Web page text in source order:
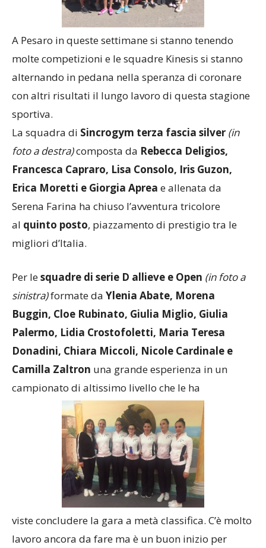
La squadra di
Sincrogym terza fascia silver
foto a destra)
composta da Rebecca Deligios,
Francesca Capraro, Lisa Consolo, Iris Guzon,
Serena Farina
Per le squadre di serie D allieve e Open
sinistra)
formate da
Ylenia Abate, Morena
Buggin, Cloe Rubinato, Giulia Miglio, Giulia
Palermo, Lidia Crostofoletti, Maria Teresa
Donadini, Chiara Miccoli, Nicole Cardinale e
campionato di altissimo livello che le ha